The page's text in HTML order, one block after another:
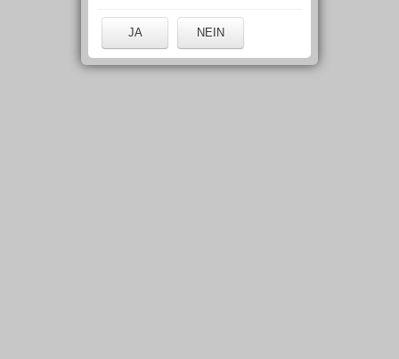
JA NEIN